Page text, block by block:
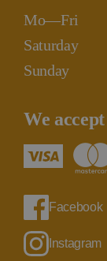
Mo—Fri
Saturday
Sunday
We
Facebook
Instagram